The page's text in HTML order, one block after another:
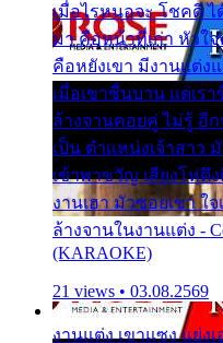
เมื่อไรหนอจะ โชคดี
มา คือหน้าที่เก่า หัวใ
คือหยังเขา มีงานแต่ง
เมื่อเขาชื่นบาน แต่เร
ล้างจานคอยคู่ ไม่รู้ อี
เป็น ตำแหน่งเจ้าสาว
เข้าพาขวัญ เสียงโห่ตึ
งานเฮา มัวซอยเขา
ล้างจานในงานแต่ง -
(KARAOKE)
21 views • 03.08.2569
งานแต่ง เขาแซง แย่